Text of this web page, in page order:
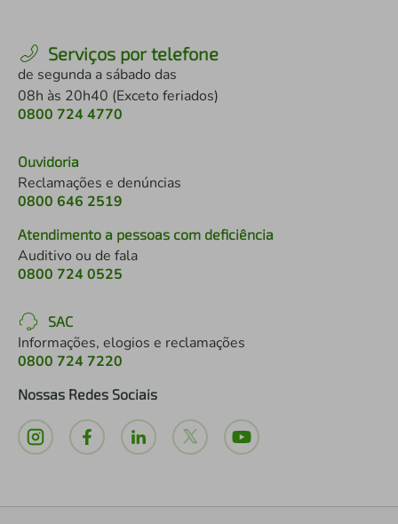
Serviços por telefone
de segunda a sábado das
08h às 20h40 (Exceto feriados)
0800 724 4770
Ouvidoria
Reclamações e denúncias
0800 646 2519
Atendimento a pessoas com deficiência
Auditivo ou de fala
0800 724 0525
SAC
Informações, elogios e reclamações
0800 724 7220
Nossas Redes Sociais